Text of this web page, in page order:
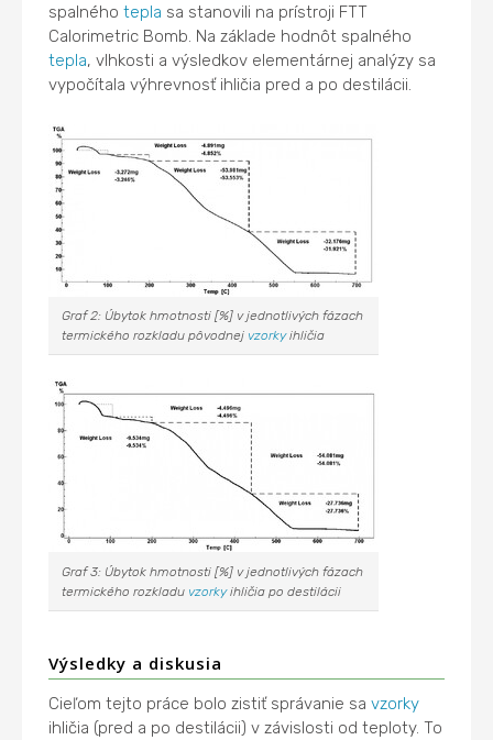
spalnéhotepla sa stanovili na prístroji FTT
Calorimetric Bomb. Na základe hodnôt spalného
tepla, vlhkosti a výsledkov elementárnej analýzy sa
vypočítala výhrevnosť ihličia pred a po destilácii.
Graf 2: Úbytok hmotnosti [%] v jednotlivých fázach
termického rozkladu pôvodnej vzorkyihličia
Graf 3: Úbytok hmotnosti [%] v jednotlivých fázach
termického rozkladu vzorkyihličia po destilácii
Výsledky a diskusia
Cieľom tejto práce bolo zistiť správanie savzorky
ihličia (pred a po destilácii) v závislosti od teploty. To